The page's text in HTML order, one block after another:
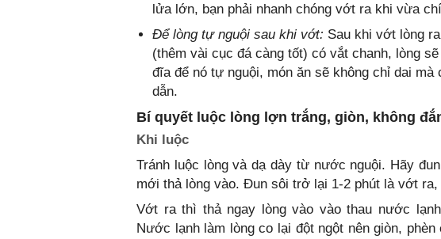
lửa lớn, bạn phải nhanh chóng vớt ra khi vừa
Để lòng tự nguội sau khi vớt: Sau khi vớt lòng
(thêm vài cục đá càng tốt) có vắt chanh, lòng
đĩa để nó tự nguội, món ăn sẽ không chỉ dai
dẫn.
Bí quyết luộc lòng lợn trắng, giòn, không
Khi luộc
Tránh luộc lòng và dạ dày từ nước nguội. Hãy
mới thả lòng vào. Đun sôi trở lại 1-2 phút là vớt ra,
Vớt ra thì thả ngay lòng vào vào thau nước
Nước lạnh làm lòng co lại đột ngột nên giòn,